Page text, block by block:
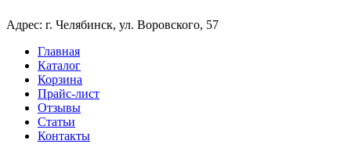
Адрес: г. Челябинск, ул. Воровского, 57
Главная
Каталог
Корзина
Прайс-лист
Отзывы
Статьи
Контакты